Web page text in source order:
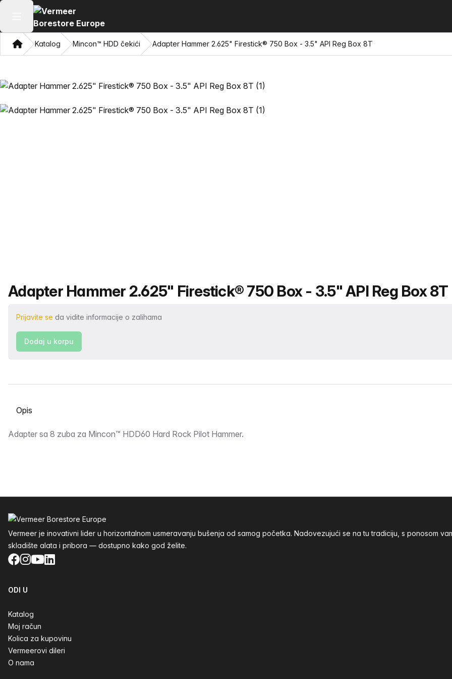
Otvori glavni meni
DomKatalog Mincon™ HDD čekići Adapter Hammer 2.625" Firestick® 750 Box - 3.5" API Reg Box 8T
Naziv proizvoda
Adapter Hammer 2.625" Firestick® 750 Box - 3.5" API Reg Box 8T
Prijavite se da vidite informacije o zalihama
Dodaj u korpu
Odaberite karticu
Opis
Adapter sa 8 zuba za Mincon™ HDD60 Hard Rock Pilot Hammer.
Vermeer je inovativni lider u horizontalnom usmeravanju bušenja od samog početka. Nadovezujući se na tu tradiciju, s ponosom
skladište alata i pribora — dostupno kako god želite.
Facebook
Instagram
YouTube
LinkedIn
ODI U
Katalog
Moj račun
Kolica za kupovinu
Vermeerovi dileri
O nama